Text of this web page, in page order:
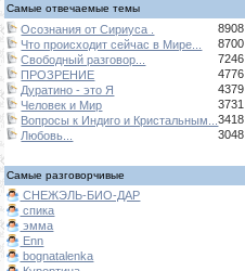
Самые отвечаемые темы
Осознания от Сириуса .
8908
Что происходит сейчас в Мире...
8700
Свободный разговор...
7246
ПРОЗРЕНИЕ
4776
Дуратино - это Я
4379
Человек и Мир
3731
Вопросы к Индиго и Кристальным...3418
Любовь...
3048
Самые разговорчивые
СНЕЖЭЛЬ-БИО-ДАР
спика
эмма
Enn
bognatalenka